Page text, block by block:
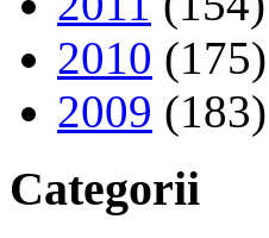
2010 (175)
2009 (183)
Categorii